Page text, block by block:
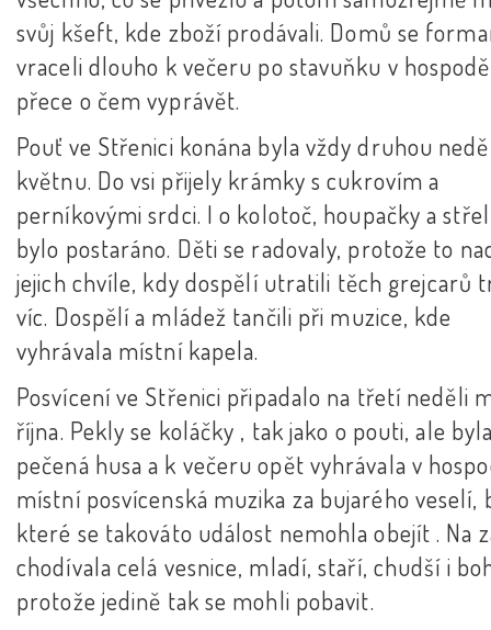
svůj kšeft, kde zboží prodávali. Domů se
vraceli dlouho k večeru po stavuňku v
přece o čem vyprávět.
Pouť ve Střenici konána byla vždy druhou
květnu. Do vsi přijely krámky s cukrovím a
perníkovými srdci. I o kolotoč, houpačky a
bylo postaráno. Děti se radovaly, protože to
jejich chvíle, kdy dospělí utratili těch grejcarů
víc. Dospělí a mládež tančili při muzice, kde
vyhrávala místní kapela.
Posvícení ve Střenici připadalo na třetí neděli
října. Pekly se koláčky , tak jako o pouti, ale
pečená husa a k večeru opět vyhrávala v
místní posvícenská muzika za bujarého veselí,
které se takováto událost nemohla obejít . Na
chodívala celá vesnice, mladí, staří, chudší i
protože jedině tak se mohli pobavit.